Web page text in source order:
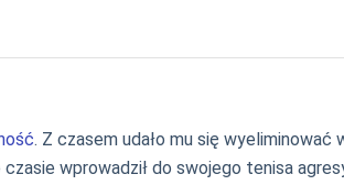
. Z czasem udało mu się wyeliminować
wprowadził do swojego tenisa